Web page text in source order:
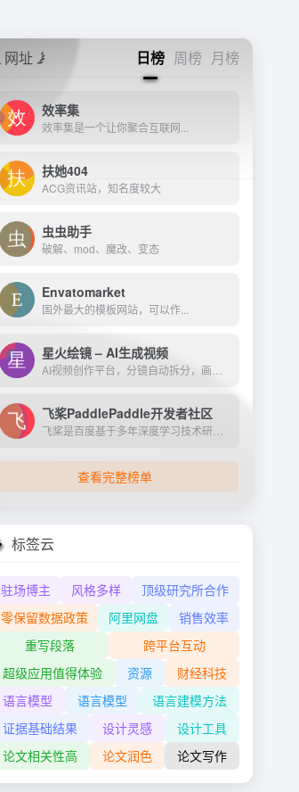
网址 日榜 周榜 月榜
效率集
效率集是一个让你聚合互联网...
扶她404
ACG资讯站，知名度较大
虫虫助手
破解、mod、魔改、变态
Envatomarket
国外最大的模板网站，可以作...
星火绘镜 – AI生成视频
飞桨PaddlePaddle开发者社区
查看完整榜单
标签云
驻场博主 风格多样
顶级研究所合作
零保留数据政策
阿里网盘
销售效率
重写段落
跨平台互动
超级应用值得体验
资源
财经科技
语言模型
语言模型
语言建模方法
证据基础结果
设计灵感
设计工具
论文相关性高
论文润色 论文写作